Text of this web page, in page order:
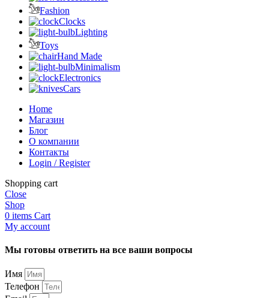
Fashion
Clocks
Lighting
Toys
Hand Made
Minimalism
Electronics
Cars
Home
Магазин
Блог
О компании
Контакты
Login / Register
Shopping cart
Close
Shop
0 items Cart
My account
Мы готовы ответить на все ваши вопросы
Имя
Телефон